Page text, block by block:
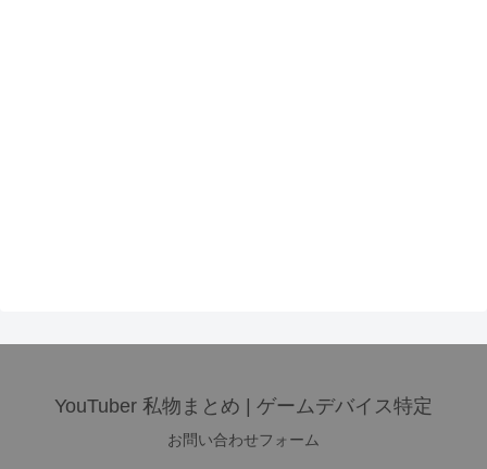
YouTuber 私物まとめ | ゲームデバイス特定
お問い合わせフォーム